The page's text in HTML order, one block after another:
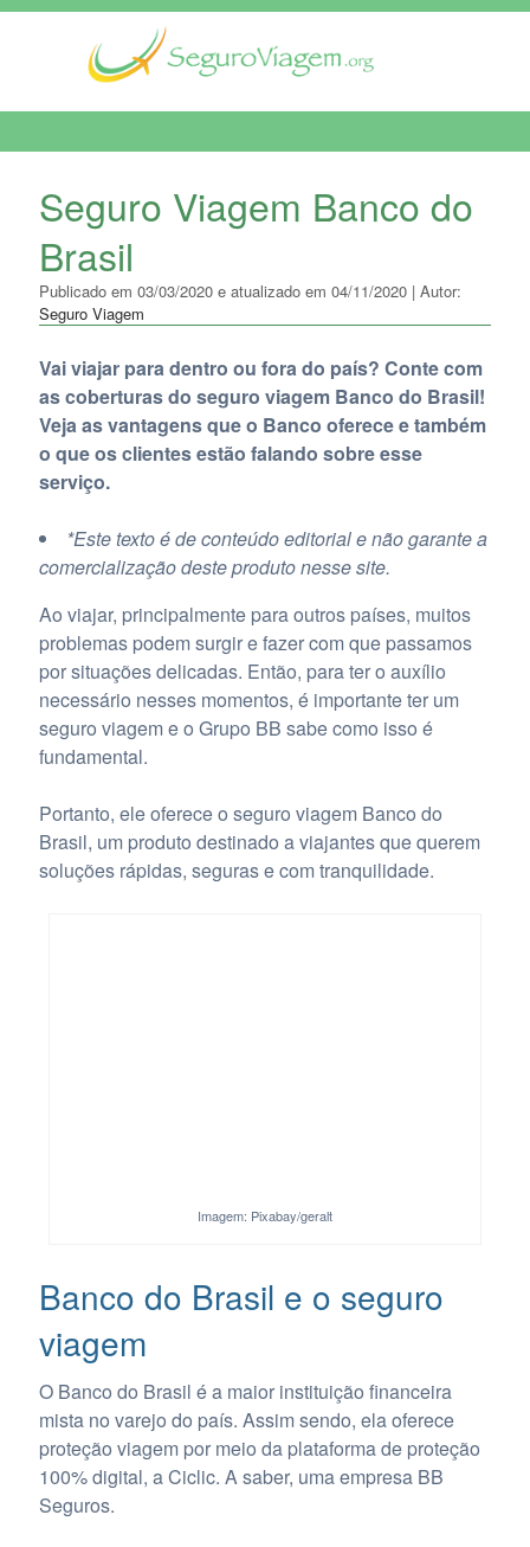
Seguro Viagem Banco do
Brasil
Publicado em 03/03/2020 e atualizado em 04/11/2020 | Autor:
Seguro Viagem
Vai viajar para dentro ou fora do país? Conte com
as coberturas do seguro viagem Banco do Brasil!
Veja as vantagens que o Banco oferece e também
o que os clientes estão falando sobre esse
serviço.
*Este texto é de conteúdo editorial e não garante a
comercialização deste produto nesse site.
Ao viajar, principalmente para outros países, muitos
problemas podem surgir e fazer com que passamos
por situações delicadas. Então, para ter o auxílio
necessário nesses momentos, é importante ter um
seguro viagem e o Grupo BB sabe como isso é
fundamental.
Portanto, ele oferece o seguro viagem Banco do
Brasil, um produto destinado a viajantes que querem
soluções rápidas, seguras e com tranquilidade.
Imagem: Pixabay/geralt
Banco do Brasil e o seguro
viagem
O Banco do Brasil é a maior instituição financeira
mista no varejo do país. Assim sendo, ela oferece
proteção viagem por meio da plataforma de proteção
100% digital, a Ciclic. A saber, uma empresa BB
Seguros.